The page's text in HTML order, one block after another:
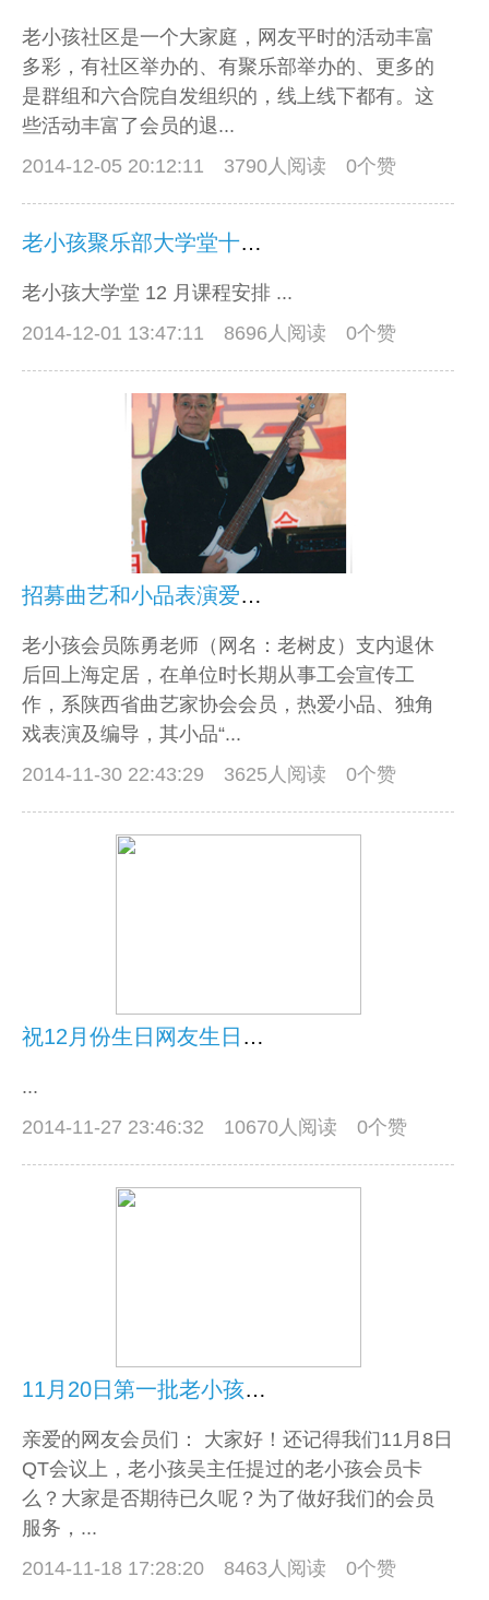
老小孩社区是一个大家庭，网友平时的活动丰富
多彩，有社区举办的、有聚乐部举办的、更多的
是群组和六合院自发组织的，线上线下都有。这
些活动丰富了会员的退...
2014-12-05 20:12:11
3790人阅读 0个赞
老小孩聚乐部大学堂十二月份课程安排
老小孩大学堂 12 月课程安排 ...
2014-12-01 13:47:11
8696人阅读 0个赞
招募曲艺和小品表演爱好者
老小孩会员陈勇老师（网名：老树皮）支内退休
后回上海定居，在单位时长期从事工会宣传工
作，系陕西省曲艺家协会会员，热爱小品、独角
戏表演及编导，其小品“...
2014-11-30 22:43:29
3625人阅读 0个赞
祝12月份生日网友生日快乐
...
2014-11-27 23:46:32
10670人阅读 0个赞
11月20日第一批老小孩会员卡发放通知
亲爱的网友会员们： 大家好！还记得我们11月8日
QT会议上，老小孩吴主任提过的老小孩会员卡
么？大家是否期待已久呢？为了做好我们的会员
服务，...
2014-11-18 17:28:20
8463人阅读 0个赞